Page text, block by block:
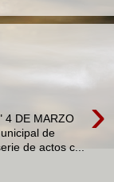
›
4 DE MARZO
de
de actos c...